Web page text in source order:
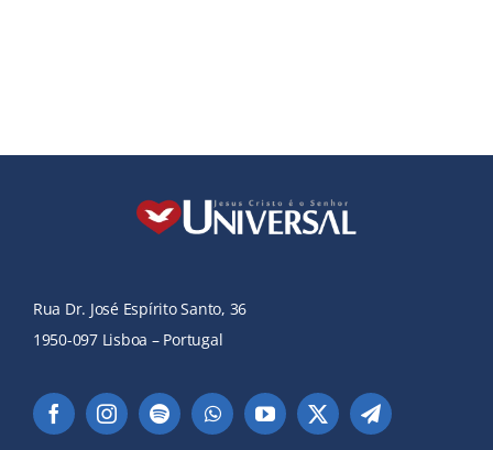
Rua Dr. José Espírito Santo, 36
1950-097 Lisboa – Portugal